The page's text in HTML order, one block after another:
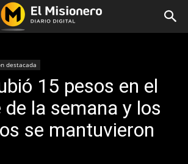
destacada
15 pesos en el
de la semana y los
se mantuvieron